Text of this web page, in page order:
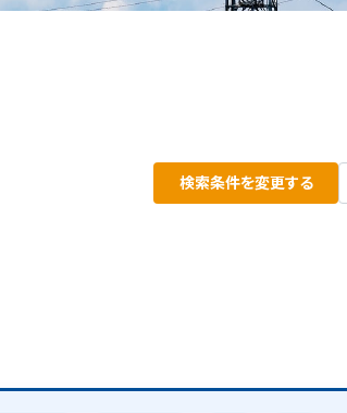
検索条件を変更する